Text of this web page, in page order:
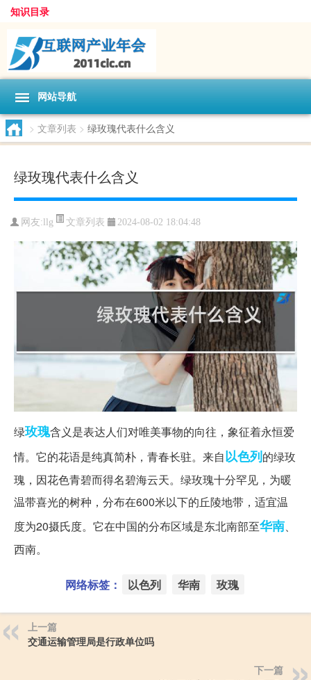
知识目录
网站导航
> 文章列表 > 绿玫瑰代表什么含义
绿玫瑰代表什么含义
网友: llg 文章列表 2024-08-02 18:04:48
绿玫瑰含义是表达人们对唯美事物的向往，象征着永恒爱
情。它的花语是纯真简朴，青春长驻。来自以色列的绿玫
瑰，因花色青碧而得名碧海云天。绿玫瑰十分罕见，为暖
温带喜光的树种，分布在600米以下的丘陵地带，适宜温
度为20摄氏度。它在中国的分布区域是东北南部至华南、
西南。
网络标签： 以色列 华南 玫瑰
上一篇
交通运输管理局是行政单位吗
下一篇